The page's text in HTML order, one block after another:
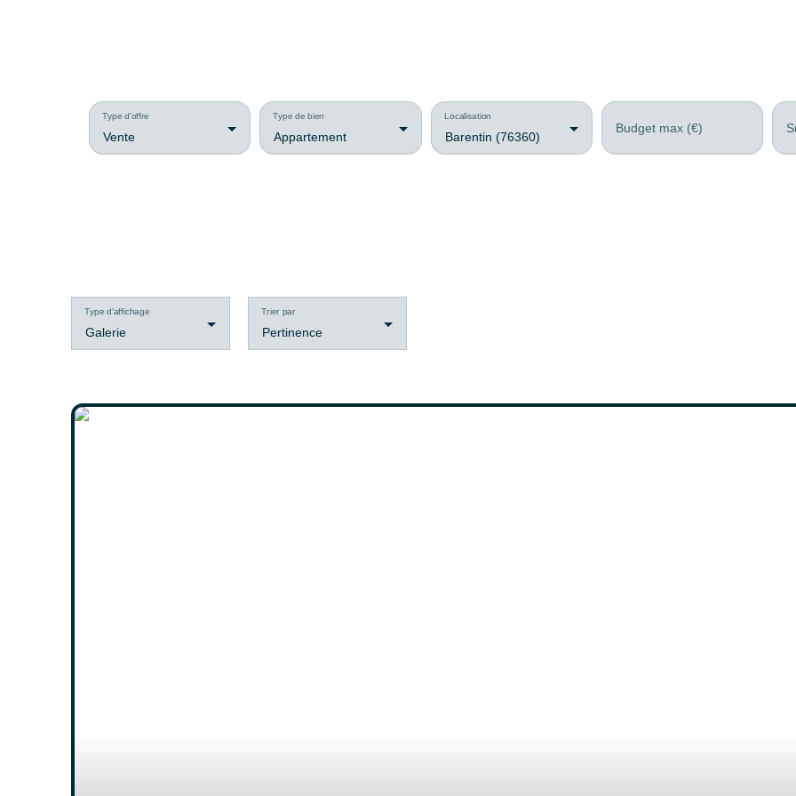
Vente
Type d'offre
Appartement
Type de bien
Barentin (76360)
Localisation
Budget max (€)
Galerie
Type d'affichage
Pertinence
Trier par